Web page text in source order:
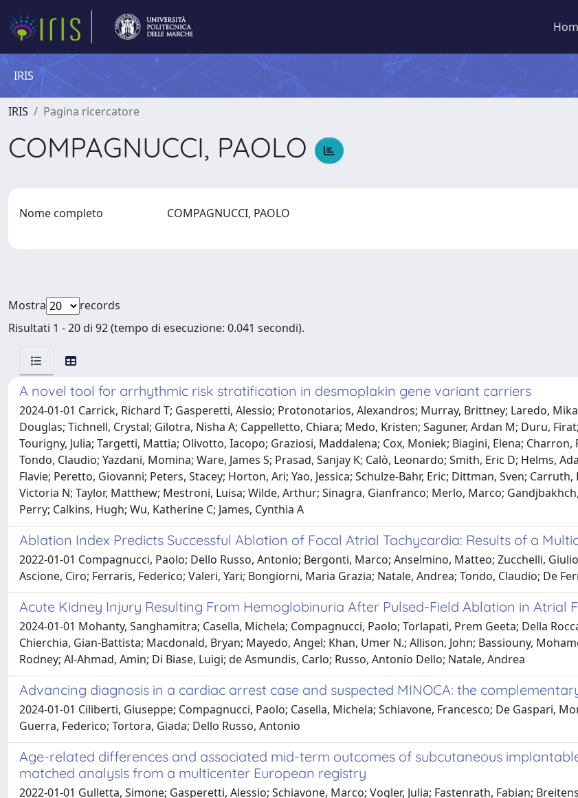
IRIS
IRIS Pagina ricercatore
COMPAGNUCCI, PAOLO
Nome completo COMPAGNUCCI, PAOLO
Mostra
records
Risultati 1 - 20 di 92 (tempo di esecuzione: 0.041 secondi).
A novel tool for arrhythmic risk stratification in desmoplakin gene variant carriers
2024-01-01 Carrick, Richard T; Gasperetti, Alessio; Protonotarios, Alexandros; Murray, Brittney; Laredo,
Douglas; Tichnell, Crystal; Gilotra, Nisha A; Cappelletto, Chiara; Medo, Kristen; Saguner, Ardan M; Duru,
Tourigny, Julia; Targetti, Mattia; Olivotto, Iacopo; Graziosi, Maddalena; Cox, Moniek; Biagini, Elena;
Tondo, Claudio; Yazdani, Momina; Ware, James S; Prasad, Sanjay K; Calò, Leonardo; Smith, Eric D; Helms,
Flavie; Peretto, Giovanni; Peters, Stacey; Horton, Ari; Yao, Jessica; Schulze-Bahr, Eric; Dittman, Sven;
Victoria N; Taylor, Matthew; Mestroni, Luisa; Wilde, Arthur; Sinagra, Gianfranco; Merlo, Marco; Gandjbakhch,
Perry; Calkins, Hugh; Wu, Katherine C; James, Cynthia A
Ablation Index Predicts Successful Ablation of Focal Atrial Tachycardia: Results of a
2022-01-01 Compagnucci, Paolo; Dello Russo, Antonio; Bergonti, Marco; Anselmino, Matteo; Zucchelli,
Ascione, Ciro; Ferraris, Federico; Valeri, Yari; Bongiorni, Maria Grazia; Natale, Andrea; Tondo, Claudio; De
Acute Kidney Injury Resulting From Hemoglobinuria After Pulsed-Field Ablation in Atrial
2024-01-01 Mohanty, Sanghamitra; Casella, Michela; Compagnucci, Paolo; Torlapati, Prem Geeta; Della
Chierchia, Gian-Battista; Macdonald, Bryan; Mayedo, Angel; Khan, Umer N.; Allison, John; Bassiouny,
Rodney; Al-Ahmad, Amin; Di Biase, Luigi; de Asmundis, Carlo; Russo, Antonio Dello; Natale, Andrea
Advancing diagnosis in a cardiac arrest case and suspected MINOCA: the
2024-01-01 Ciliberti, Giuseppe; Compagnucci, Paolo; Casella, Michela; Schiavone, Francesco; De Gaspari,
Guerra, Federico; Tortora, Giada; Dello Russo, Antonio
Age-related differences and associated mid-term outcomes of subcutaneous
matched analysis from a multicenter European registry
2022-01-01 Gulletta, Simone; Gasperetti, Alessio; Schiavone, Marco; Vogler, Julia; Fastenrath, Fabian;